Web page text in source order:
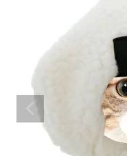
目的別に探す
SNS
ACCOUNT MENU
ようこそ ゲスト 様